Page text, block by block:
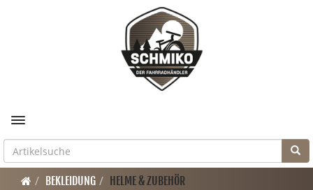
Toggle navigation
BEKLEIDUNG HELME & ZUBEHÖR